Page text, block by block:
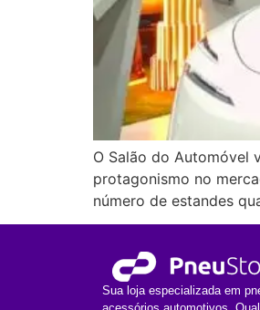
O Salão do Automóvel
protagonismo no
número de estandes
Sua loja especializada em